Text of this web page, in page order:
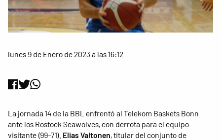
lunes 9 de Enero de 2023 a las 16:12
La jornada 14 de la BBL enfrentó al Telekom Baskets Bonn
ante los Rostock Seawolves, con derrota para el equipo
visitante (99-71). Elias Valtonen, titular del conjunto de